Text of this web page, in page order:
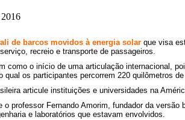
de barcos movidos à energia solar que visa
recreio e transporte de passageiros.
como o início de uma articulação internacional,
qual os participantes percorrem 220 quilômetros
articule instituições e universidades na
o professor Fernando Amorim, fundador da
e laboratórios que estavam envolvidos.